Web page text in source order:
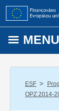
Přejít k obsahu
MENU
ESF /
OPZ 2014-